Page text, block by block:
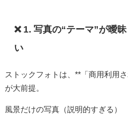
❌ 1. 写真の“テーマ”が曖
い
ストックフォトは、**「商用利用
が大前提。
風景だけの写真（説明的すぎる）